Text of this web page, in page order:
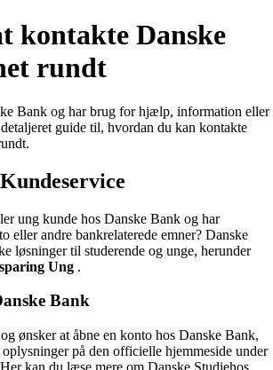
kontakte Danske
rundt
Bank og har brug for hjælp, information eller
guide til, hvordan du kan kontakte
ung kunde hos Danske Bank og har
eller andre bankrelaterede emner? Danske
løsninger til studerende og unge, herunder
Ung .
Bank
ønsker at åbne en konto hos Danske Bank,
på den officielle hjemmeside under